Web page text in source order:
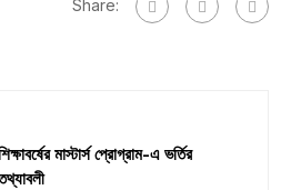
Share:
মাস্টার্স প্রোগ্রাম-এ ভর্তির